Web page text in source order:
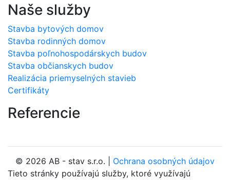
Naše služby
Stavba bytových domov
Stavba rodinných domov
Stavba poľnohospodárskych budov
Stavba občianskych budov
Realizácia priemyselných stavieb
Certifikáty
Referencie
© 2026 AB - stav s.r.o. | Ochrana osobných údajov
Tieto stránky používajú služby, ktoré využívajú